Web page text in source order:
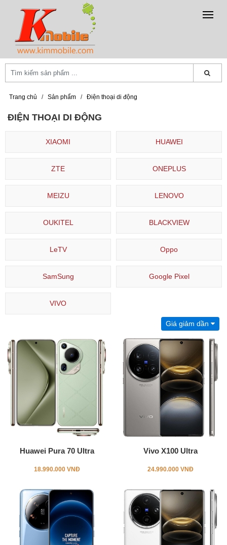
Trang chủ / Sản phẩm / Điện thoại di động
ĐIỆN THOẠI DI ĐỘNG
XIAOMI HUAWEI
ZTE ONEPLUS
MEIZU LENOVO
OUKITEL BLACKVIEW
LeTV Oppo
SamSung Google Pixel
VIVO
Giá giảm dần
Huawei Pura 70 Ultra
18.990.000 VNĐ
Vivo X100 Ultra
24.990.000 VNĐ